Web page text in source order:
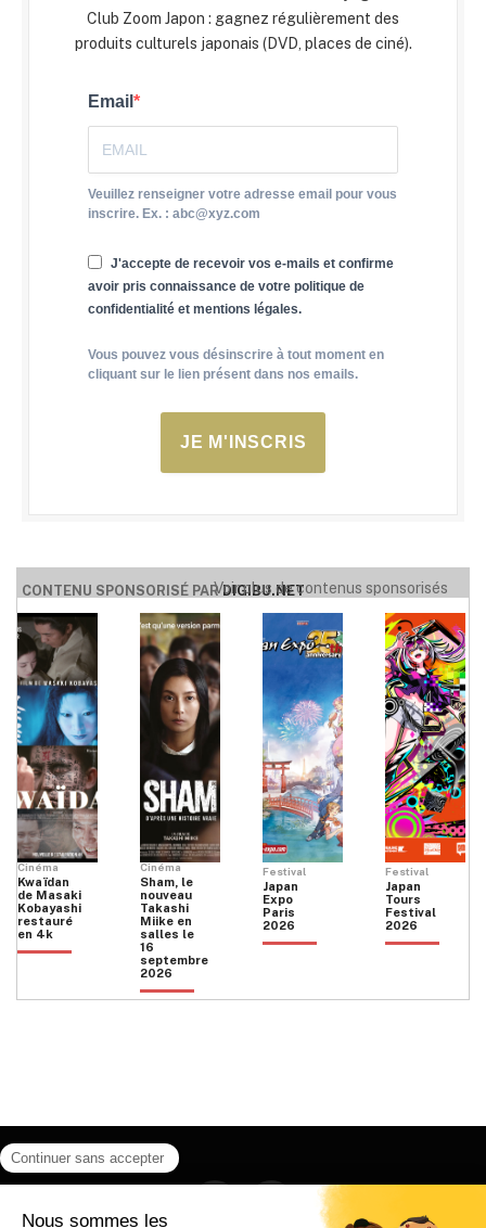
Club Zoom Japon : gagnez régulièrement des
produits culturels japonais (DVD, places de ciné).
Email
Veuillez renseigner votre adresse email pour vous
inscrire. Ex. : abc@xyz.com
J'accepte de recevoir vos e-mails et confirme
avoir pris connaissance de votre politique de
confidentialité et mentions légales.
Vous pouvez vous désinscrire à tout moment en
cliquant sur le lien présent dans nos emails.
JE M'INSCRIS
CONTENU SPONSORISÉ PARDIGIBU.NET
Voir plus de contenus sponsorisés
Cinéma
Kwaïdan
de Masaki
Kobayashi
restauré
en 4k
Cinéma
Sham, le
nouveau
Takashi
Miike en
salles le
16
septembre
2026
Festival
Japan
Expo
Paris
2026
Festival
Japan
Tours
Festival
2026
Instagram